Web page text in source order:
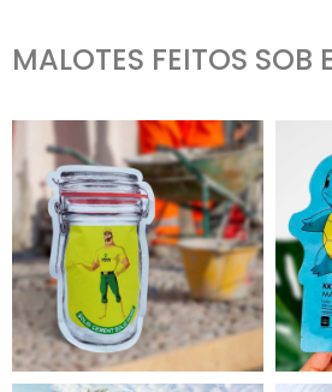
MALOTES FEITOS SOB